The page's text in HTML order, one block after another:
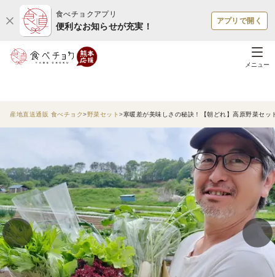
食べチョクアプリ
便利なお知らせが充実！
アプリで開く
メニュー
産地直送通販 食べチョク 野菜セット 寒暖差が美味しさの秘訣！【朝どれ】高原野菜セッ